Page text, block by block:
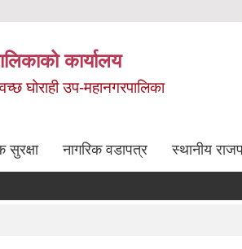
कार्यालय
घोराही उप-महानगरपालिका
सुरक्षा नागरिक वडापत्र स्थानीय